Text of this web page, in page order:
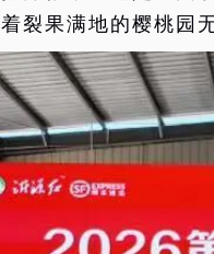
裂果满地的樱桃园